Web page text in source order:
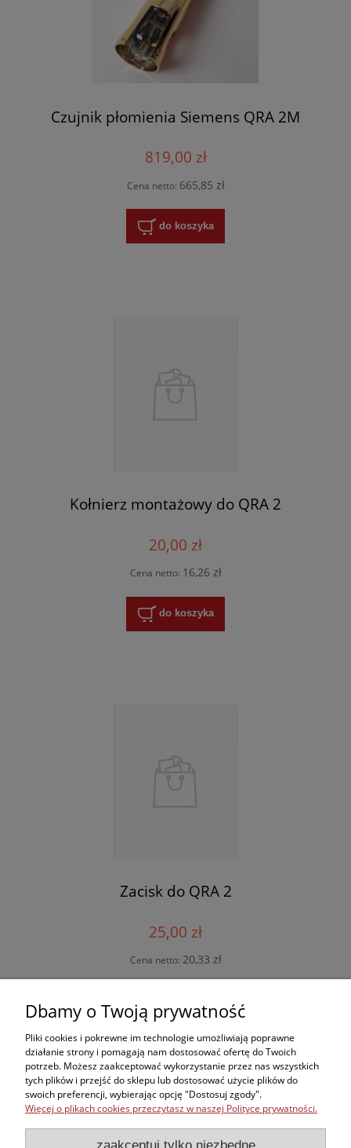
Czujnik płomienia Siemens QRA 2M
819,00 zł
Cena netto: 665,85 zł
do koszyka
Kołnierz montażowy do QRA 2
20,00 zł
Cena netto: 16,26 zł
do koszyka
Zacisk do QRA 2
25,00 zł
Cena netto: 20,33 zł
Zakupy
Kontakt
Dbamy o Twoją prywatność
Pliki cookies i pokrewne im technologie umożliwiają poprawne
działanie strony i pomagają nam dostosować ofertę do Twoich
potrzeb. Możesz zaakceptować wykorzystanie przez nas wszystkich
tych plików i przejść do sklepu lub dostosować użycie plików do
swoich preferencji, wybierając opcję "Dostosuj zgody".
Więcej o plikach cookies przeczytasz w naszej Polityce prywatności.